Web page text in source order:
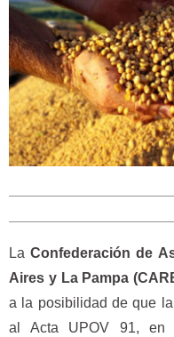
LaConfederación de
Aires y La Pampa
a la posibilidad de que
al Acta UPOV 91, en